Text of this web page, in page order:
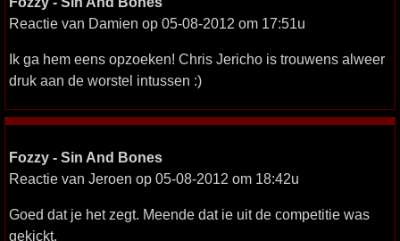
Reactie van Damien op 05-08-2012 om 17:51u
Ik ga hem eens opzoeken! Chris Jericho is trouwens alweer
druk aan de worstel intussen :)
Fozzy - Sin And Bones
Reactie van Jeroen op 05-08-2012 om 18:42u
Goed dat je het zegt. Meende dat ie uit de competitie was
gekickt.